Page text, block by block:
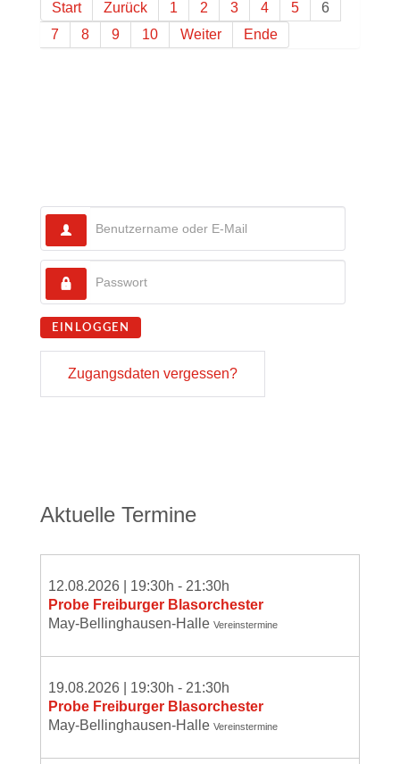
Start Zurück 1 2 3 4 5
6
7
8 9 10 Weiter Ende
EINLOGGEN
Zugangsdaten vergessen?
Aktuelle Termine
12.08.2026 19:30h - 21:30h
Probe Freiburger Blasorchester
May-Bellinghausen-Halle Vereinstermine
19.08.2026 19:30h - 21:30h
Probe Freiburger Blasorchester
May-Bellinghausen-Halle Vereinstermine